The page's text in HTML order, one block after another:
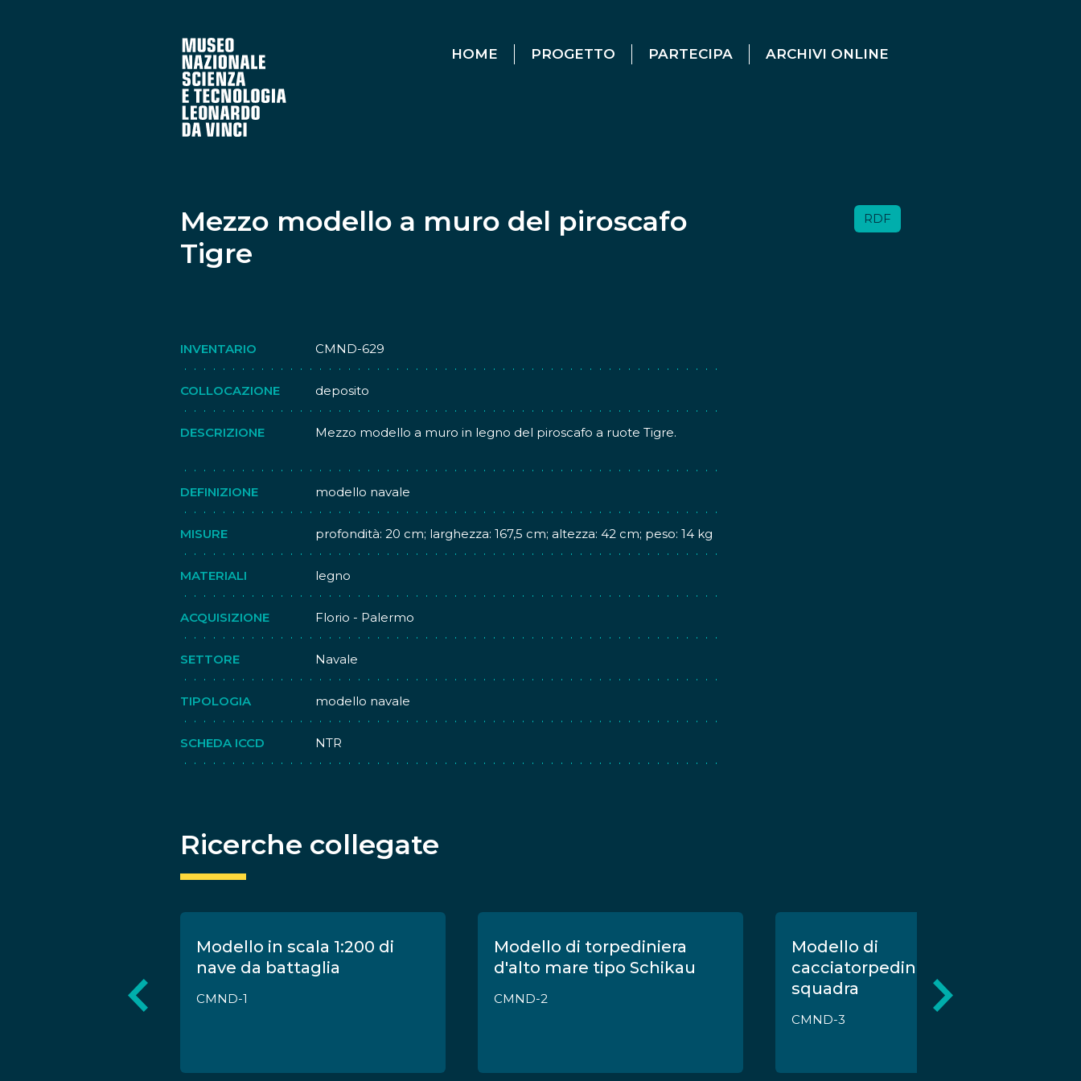
HOME PROGETTO PARTECIPA ARCHIVI ONLINE
Mezzo modello a muro del piroscafo
Tigre
RDF
INVENTARIO CMND-629
COLLOCAZIONE deposito
DESCRIZIONE Mezzo modello a muro in legno del piroscafo a ruote Tigre.
DEFINIZIONE modello navale
MISURE profondità: 20 cm; larghezza: 167,5 cm; altezza: 42 cm; peso: 14 kg
MATERIALI legno
ACQUISIZIONE Florio - Palermo
SETTORE Navale
TIPOLOGIA modello navale
SCHEDA ICCD NTR
Ricerche collegate
Modello in scala 1:200 di
nave da battaglia
CMND-1
Modello di torpediniera
d'alto mare tipo Schikau
CMND-2
Modello di
cacciatorpediniere di
squadra
CMND-3